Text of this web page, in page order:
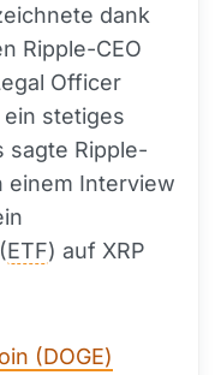
dank
Ripple-CEO
Officer
stetiges
sagte Ripple-
einem Interview
ETF) auf XRP
(DOGE)